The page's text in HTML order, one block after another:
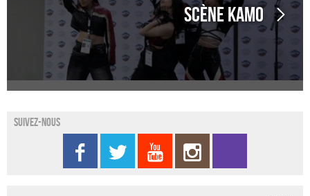
Scène Kamo
Suivez-nous